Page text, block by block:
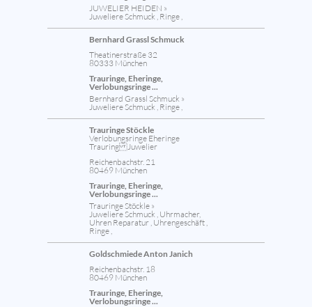
JUWELIER HEIDEN »
Juweliere Schmuck , Ringe ,
Bernhard Grassl Schmuck
Theatinerstraße 32
80333 München
Trauringe, Eheringe,
Verlobungsringe ...
Bernhard Grassl Schmuck »
Juweliere Schmuck , Ringe ,
Trauringe Stöckle
Verlobungsringe Eheringe
Trauring Juwelier
Reichenbachstr. 21
80469 München
Trauringe, Eheringe,
Verlobungsringe ...
Trauringe Stöckle »
Juweliere Schmuck , Uhrmacher,
Uhren Reparatur , Uhrengeschäft ,
Ringe ,
Goldschmiede Anton Janich
Reichenbachstr. 18
80469 München
Trauringe, Eheringe,
Verlobungsringe ...